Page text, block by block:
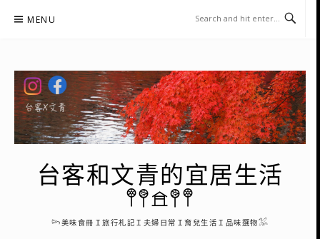
MENU
台客和文青的宜居生活
𖤣𖤥𖠿𖤥𖤣
𓆸美味食冊Ｉ旅行札記Ｉ夫婦日常Ｉ育兒生活Ｉ品味選物𓅮